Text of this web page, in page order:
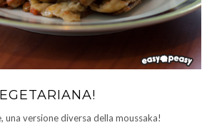
una versione diversa della moussaka!